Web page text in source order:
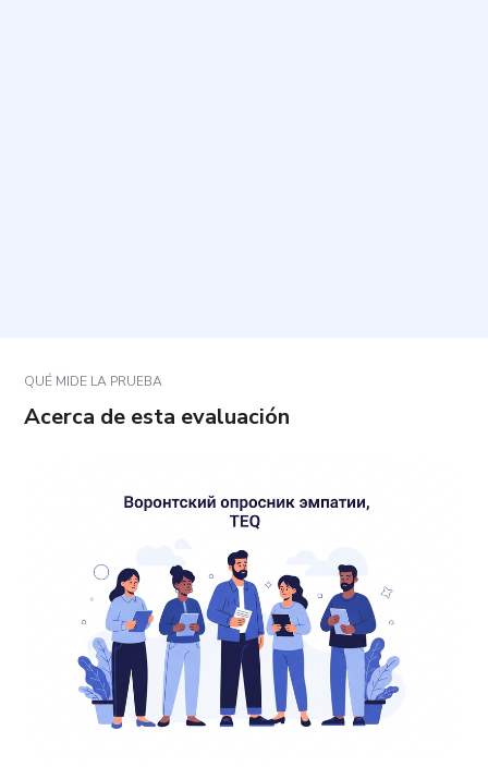
QUÉ MIDE LA PRUEBA
Acerca de esta evaluación